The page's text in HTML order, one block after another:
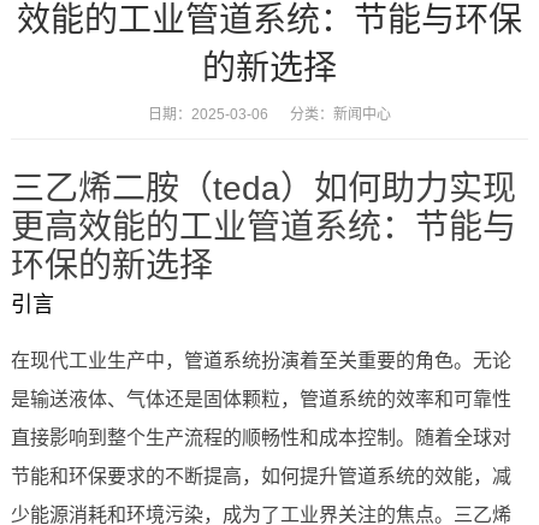
效能的工业管道系统：节能与环保
的新选择
日期：2025-03-06 分类： 新闻中心
三乙烯二胺（teda）如何助力实现
更高效能的工业管道系统：节能与
环保的新选择
引言
在现代工业生产中，管道系统扮演着至关重要的角色。无论
是输送液体、气体还是固体颗粒，管道系统的效率和可靠性
直接影响到整个生产流程的顺畅性和成本控制。随着全球对
节能和环保要求的不断提高，如何提升管道系统的效能，减
少能源消耗和环境污染，成为了工业界关注的焦点。三乙烯